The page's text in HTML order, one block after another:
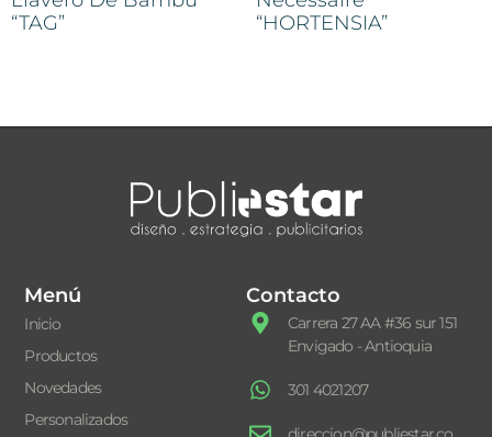
“TAG”
“HORTENSIA”
Menú
Inicio
Productos
Novedades
Personalizados
Contacto
Carrera 27 AA #36 sur 151
Envigado - Antioquia
301 4021207